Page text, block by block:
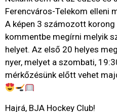
Ferencváros-Telekom elleni
A képen 3 számozott korong
kommentbe megírni melyik
helyet. Az első 20 helyes
nyer, melyet a szombati,
mérkőzésünk előtt vehet
Hajrá, BJA Hockey Club!